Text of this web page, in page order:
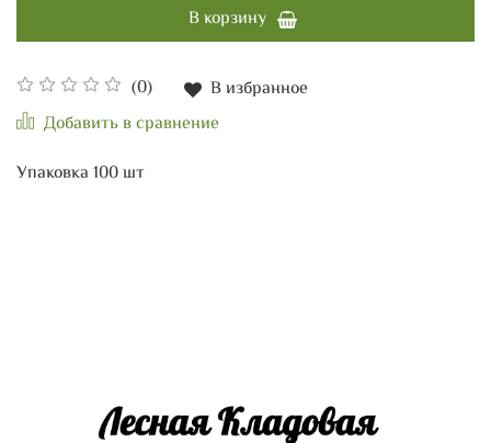
(0)
В избранное
Добавить в сравнение
В корзину
Упаковка 100 шт